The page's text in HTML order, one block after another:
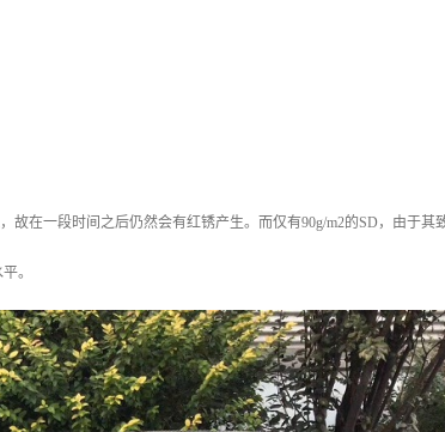
在一段时间之后仍然会有红锈产生。而仅有90g/m2的SD，由于其
。